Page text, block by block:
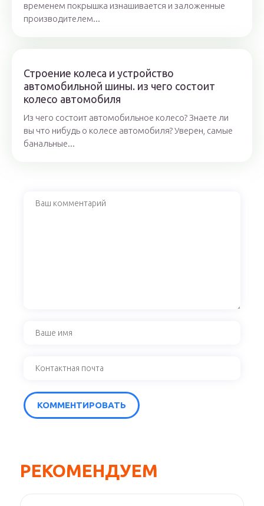
временем покрышка изнашивается и заложенные
производителем...
Строение колеса и устройство
автомобильной шины. из чего состоит
колесо автомобиля
Из чего состоит автомобильное колесо? Знаете ли
вы что нибудь о колесе автомобиля? Уверен, самые
банальные...
РЕКОМЕНДУЕМ